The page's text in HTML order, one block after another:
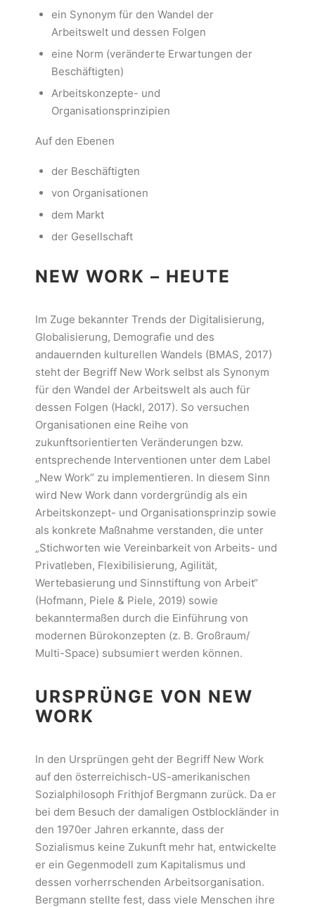
ein Synonym für den Wandel der
Arbeitswelt und dessen Folgen
eine Norm (veränderte Erwartungen der
Beschäftigten)
Arbeitskonzepte- und
Organisationsprinzipien
Auf den Ebenen
der Beschäftigten
von Organisationen
dem Markt
der Gesellschaft
NEW WORK – HEUTE
Im Zuge bekannter Trends der Digitalisierung,
Globalisierung, Demografie und des
andauernden kulturellen Wandels (BMAS, 2017)
steht der Begriff New Work selbst als Synonym
für den Wandel der Arbeitswelt als auch für
dessen Folgen (Hackl, 2017). So versuchen
Organisationen eine Reihe von
zukunftsorientierten Veränderungen bzw.
entsprechende Interventionen unter dem Label
„New Work“ zu implementieren. In diesem Sinn
wird New Work dann vordergründig als ein
Arbeitskonzept- und Organisationsprinzip sowie
als konkrete Maßnahme verstanden, die unter
„Stichworten wie Vereinbarkeit von Arbeits- und
Privatleben, Flexibilisierung, Agilität,
Wertebasierung und Sinnstiftung von Arbeit“
(Hofmann, Piele & Piele, 2019) sowie
bekanntermaßen durch die Einführung von
modernen Bürokonzepten (z. B. Großraum/
Multi-Space) subsumiert werden können.
URSPRÜNGE VON NEW
WORK
In den Ursprüngen geht der Begriff New Work
auf den österreichisch-US-amerikanischen
Sozialphilosoph Frithjof Bergmann zurück. Da er
bei dem Besuch der damaligen Ostblockländer in
den 1970er Jahren erkannte, dass der
Sozialismus keine Zukunft mehr hat, entwickelte
er ein Gegenmodell zum Kapitalismus und
dessen vorherrschenden Arbeitsorganisation.
Bergmann stellte fest, dass viele Menschen ihre